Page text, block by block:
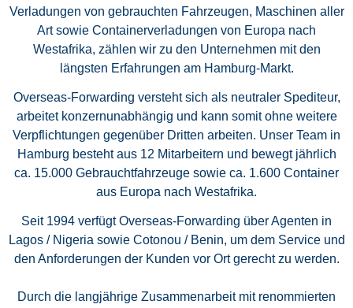
Verladungen von gebrauchten Fahrzeugen, Maschinen aller
Art sowie Containerverladungen von Europa nach
Westafrika, zählen wir zu den Unternehmen mit den
längsten Erfahrungen am Hamburg-Markt.
Overseas-Forwarding versteht sich als neutraler Spediteur,
arbeitet konzernunabhängig und kann somit ohne weitere
Verpflichtungen gegenüber Dritten arbeiten. Unser Team in
Hamburg besteht aus 12 Mitarbeitern und bewegt jährlich
ca. 15.000 Gebrauchtfahrzeuge sowie ca. 1.600 Container
aus Europa nach Westafrika.
Seit 1994 verfügt Overseas-Forwarding über Agenten in
Lagos / Nigeria sowie Cotonou / Benin, um dem Service und
den Anforderungen der Kunden vor Ort gerecht zu werden.
Durch die langjährige Zusammenarbeit mit renommierten